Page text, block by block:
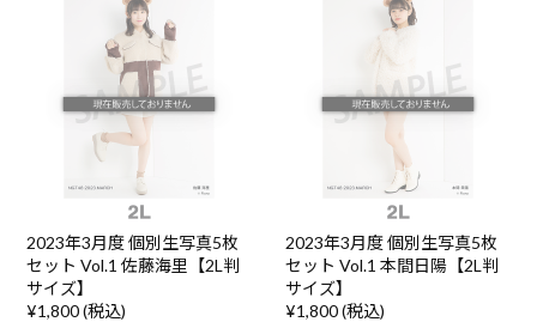
2023年3月度 個別生写真5枚
セット Vol.1 佐藤海里【2L判
サイズ】
¥1,800 (税込)
2023年3月度 個別生写真5枚
セット Vol.1 本間日陽【2L判
サイズ】
¥1,800 (税込)